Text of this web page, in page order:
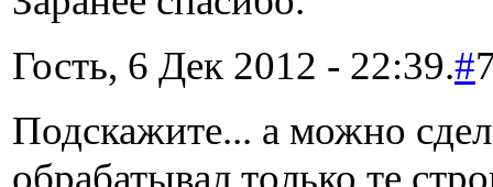
Гость, 6 Дек 2012 - 22:39.#
Подскажите... а можно
обрабатывал только те